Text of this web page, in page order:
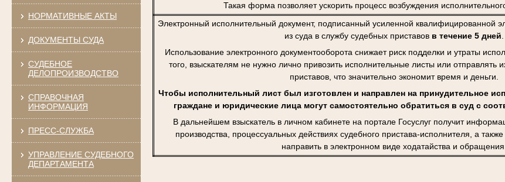
НОРМАТИВНЫЕ АКТЫ
ДОКУМЕНТЫ СУДА
СУДЕБНОЕ
ДЕЛОПРОИЗВОДСТВО
СПРАВОЧНАЯ
ИНФОРМАЦИЯ
ПРЕСС-СЛУЖБА
УПРАВЛЕНИЕ СУДЕБНОГО
ДЕПАРТАМЕНТА
Такая форма позволяет ускорить процесс возбуждения
Электронный исполнительный документ, подписанный усиленной квалифицированной
из суда в службу судебных приставов в течение 5 дней.
Использование электронного документооборота снижает риск подделки и утраты
того, взыскателям не нужно лично привозить исполнительные листы или отправлять
приставов, что значительно экономит время и деньги.
Чтобы исполнительный лист был изготовлен и направлен на принудительное
граждане и юридические лица могут самостоятельно обратиться в суд с
В дальнейшем взыскатель в личном кабинете на портале Госуслуг получит
производства, процессуальных действиях судебного пристава-исполнителя, а
направить в электронном виде ходатайства и